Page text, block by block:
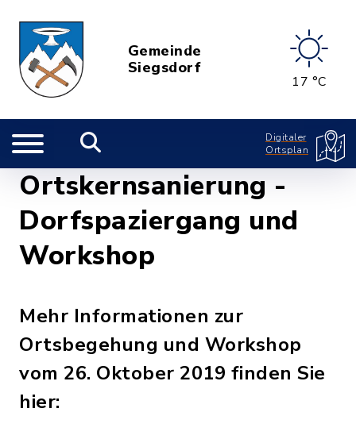
Gemeinde
Siegsdorf
17 °C
Digitaler
Ortsplan
Ortskernsanierung -
Dorfspaziergang und
Workshop
Mehr Informationen zur
Ortsbegehung und Workshop
vom 26. Oktober 2019 finden Sie
hier: